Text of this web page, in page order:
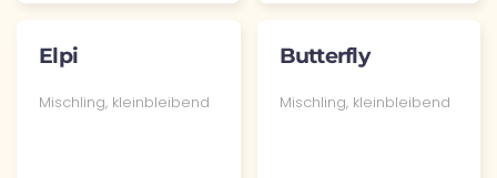
Elpi
Mischling, kleinbleibend
Butterfly
Mischling, kleinbleibend